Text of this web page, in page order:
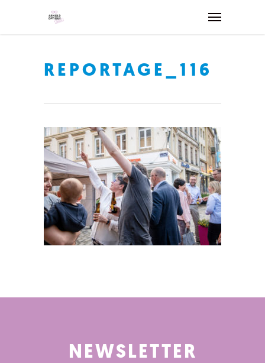
REPORTAGE_116
NEWSLETTER